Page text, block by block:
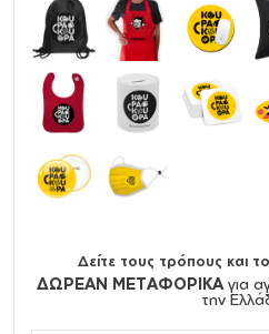
Δείτε τους τρόπους και
ΔΩΡΕΑΝ ΜΕΤΑΦΟΡΙΚΑ για
την